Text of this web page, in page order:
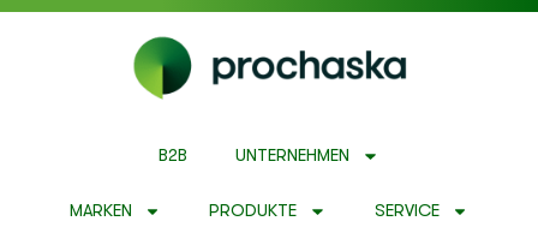
B2B UNTERNEHMEN
MARKEN PRODUKTE SERVICE